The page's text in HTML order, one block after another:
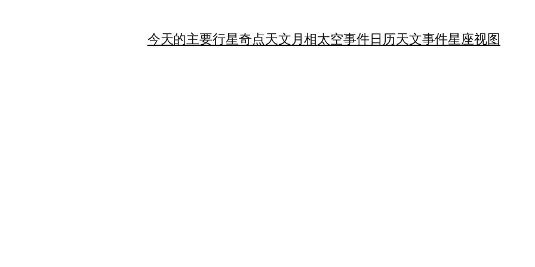
今天的主要行星奇点天文月相太空事件日历天文事件星座视图